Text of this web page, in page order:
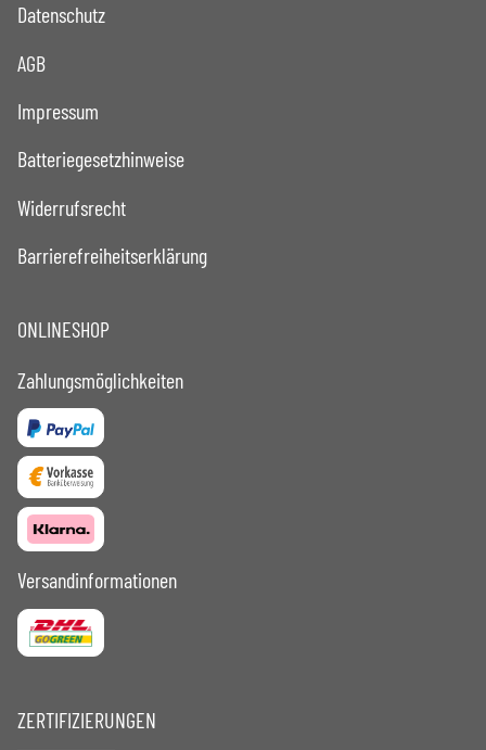
Datenschutz
AGB
Impressum
Batteriegesetzhinweise
Widerrufsrecht
Barrierefreiheitserklärung
ONLINESHOP
Zahlungsmöglichkeiten
Versandinformationen
ZERTIFIZIERUNGEN